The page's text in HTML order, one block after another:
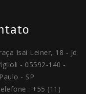
Isai Leiner, 18 - Jd.
- 05592-140 -
- SP
: +55 (11)